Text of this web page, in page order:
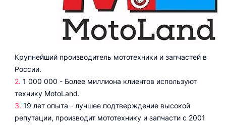
Крупнейший производитель мототехники и запчастей в
России.
1 000 000 - Более миллиона клиентов используют
технику MotoLand.
19 лет опыта - лучшее подтверждение высокой
репутации, производит мототехнику и запчасти с 2001